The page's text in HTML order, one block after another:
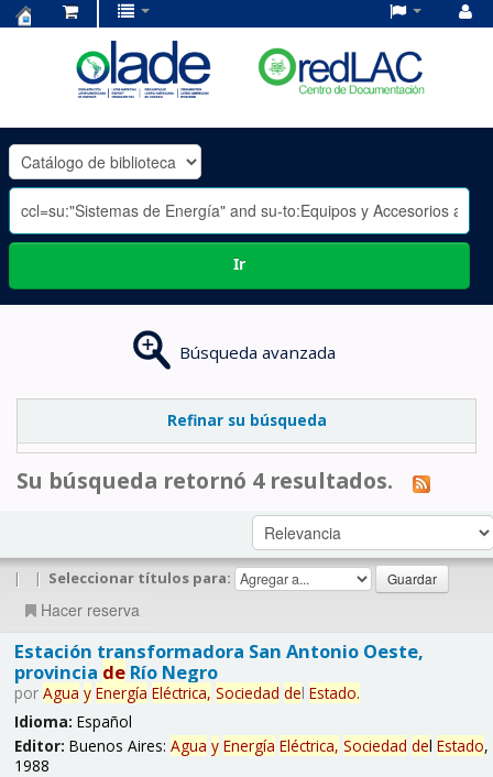
OLADE
-
Ir
Búsqueda avanzada
Refinar su búsqueda
Su búsqueda retornó 4 resultados.
| | Seleccionar títulos para:
Hacer reserva
Estación transformadora San Antonio Oeste,
provincia deRío Negro
por Agua y Energía Eléctrica, Sociedad del Estado.
Idioma: Español
Editor: Buenos Aires: Agua y Energía Eléctrica, Sociedad del Estado,
1988